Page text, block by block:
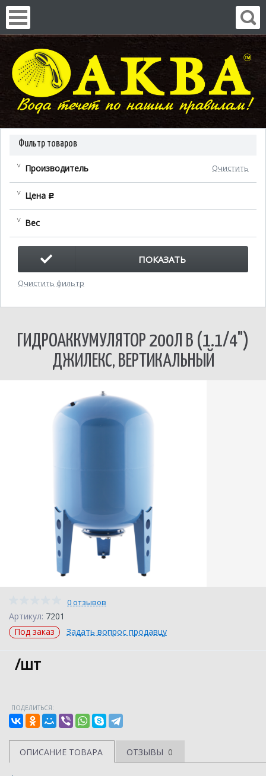
Фильтр товаров
Производитель Очистить
Цена c
Вес
ПОКАЗАТЬ
Очистить фильтр
ГИДРОАККУМУЛЯТОР 200Л В (1.1/4")
ДЖИЛЕКС, ВЕРТИКАЛЬНЫЙ
0 отзывов
Артикул: 7201
Под заказ
Задать вопрос продавцу
/шт
ПОДЕЛИТЬСЯ:
ОПИСАНИЕ ТОВАРА ОТЗЫВЫ 0